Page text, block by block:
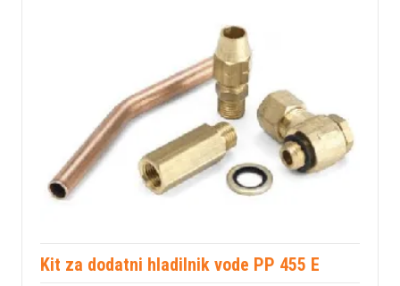
Kit za dodatni hladilnik vode PP 455 E